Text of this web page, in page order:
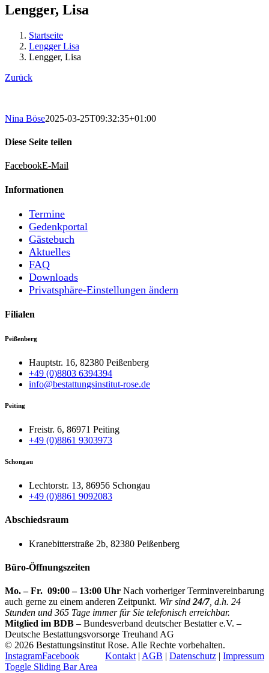
Lengger, Lisa
Startseite
Lengger Lisa
Lengger, Lisa
Zurück
Nina Böse2025-03-25T09:32:35+01:00
Diese Seite teilen
FacebookE-Mail
Informationen
Termine
Gedenkportal
Gästebuch
Aktuelles
FAQ
Downloads
Privatsphäre-Einstellungen ändern
Filialen
Peißenberg
Hauptstr. 16, 82380 Peißenberg
+49 (0)8803 6394394
info@bestattungsinstitut-rose.de
Peiting
Freistr. 6, 86971 Peiting
+49 (0)8861 9303973
Schongau
Lechtorstr. 13, 86956 Schongau
+49 (0)8861 9092083
Abschiedsraum
Kranebitterstraße 2b, 82380 Peißenberg
Büro-Öffnungszeiten
Mo. – Fr. 09:00 – 13:00 Uhr Nach vorheriger Terminvereinbarung
auch gerne zu einem anderen Zeitpunkt. Wir sind 24/7, d.h. 24
Stunden und 365 Tage immer für Sie telefonisch erreichbar.
Mitglied im BDB – Bundesverband deutscher Bestatter e.V. –
Deutsche Bestattungsvorsorge Treuhand AG
© 2026 Bestattungsinstitut Rose. Alle Rechte vorbehalten.
Kontakt | AGB | Datenschutz | Impressum
InstagramFacebook
Toggle Sliding Bar Area